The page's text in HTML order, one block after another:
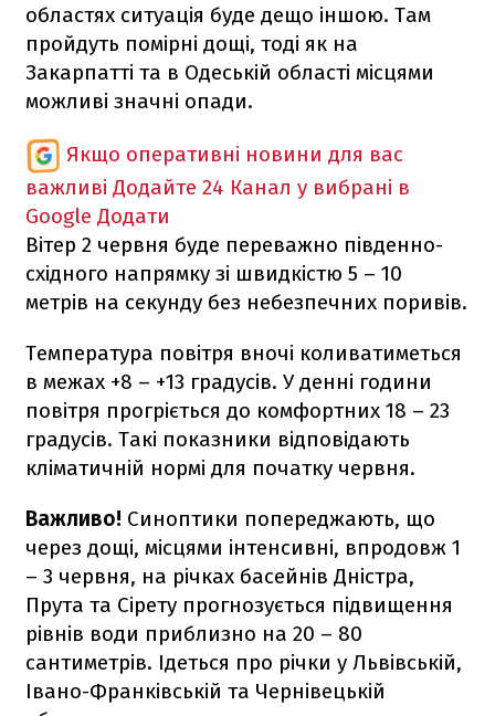
областях ситуація буде дещо іншою. Там
пройдуть помірні дощі, тоді як на
Закарпатті та в Одеській області місцями
можливі значні опади.
Якщо оперативні новини для вас
важливі Додайте 24 Канал у вибрані в
Google Додати
Вітер 2 червня буде переважно південно-
східного напрямку зі швидкістю 5 – 10
метрів на секунду без небезпечних поривів.
Температура повітря вночі коливатиметься
в межах +8 – +13 градусів. У денні години
повітря прогріється до комфортних 18 – 23
градусів. Такі показники відповідають
кліматичній нормі для початку червня.
Важливо! Синоптики попереджають, що
через дощі, місцями інтенсивні, впродовж 1
– 3 червня, на річках басейнів Дністра,
Прута та Сірету прогнозується підвищення
рівнів води приблизно на 20 – 80
сантиметрів. Ідеться про річки у Львівській,
Івано-Франківській та Чернівецькій